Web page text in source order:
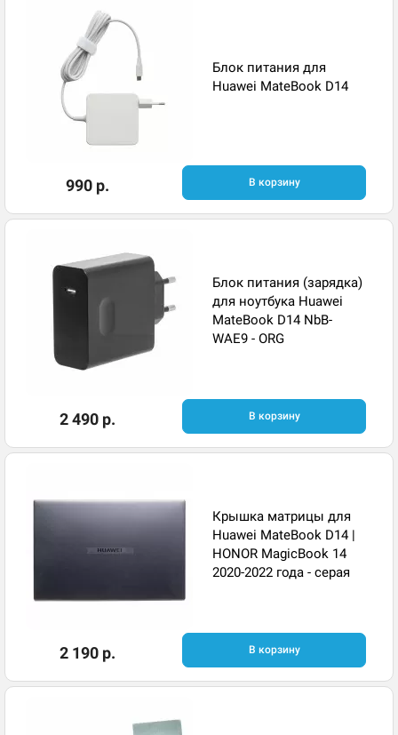
Блок питания для
Huawei MateBook D14
990 р. В корзину
Блок питания (зарядка)
для ноутбука Huawei
MateBook D14 NbB-
WAE9 - ORG
2 490 р. В корзину
Крышка матрицы для
Huawei MateBook D14 |
HONOR MagicBook 14
2020-2022 года - серая
2 190 р. В корзину